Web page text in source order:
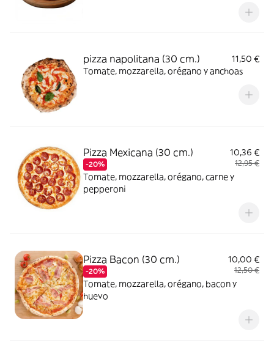
pizza napolitana (30 cm.)
11,50 €
Tomate, mozzarella, orégano y anchoas
Pizza Mexicana (30 cm.)
-20%
10,36 €
12,95 €
Tomate, mozzarella, orégano, carne y
pepperoni
Pizza Bacon (30 cm.)
-20%
10,00 €
12,50 €
Tomate, mozzarella, orégano, bacon y
huevo